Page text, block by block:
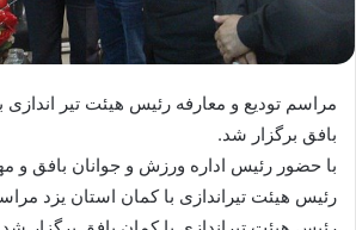
مراسم تودیع و معارفه رئیس هیئت تیر
بافق برگزار شد.
با حضور رئیس اداره ورزش و جوانان بافق و
رئیس هیئت تیراندازی با کمان استان یزد